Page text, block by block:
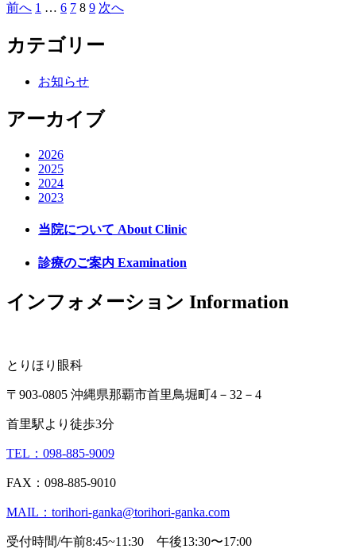
前へ 1 … 6 7 8 9 次へ
カテゴリー
お知らせ
アーカイブ
2026
2025
2024
2023
当院について About Clinic
診療のご案内 Examination
インフォメーション Information
とりほり眼科
〒903-0805 沖縄県那覇市首里鳥堀町4－32－4
首里駅より徒歩3分
TEL：098-885-9009
FAX：098-885-9010
MAIL：torihori-ganka@torihori-ganka.com
受付時間/午前8:45~11:30 午後13:30〜17:00